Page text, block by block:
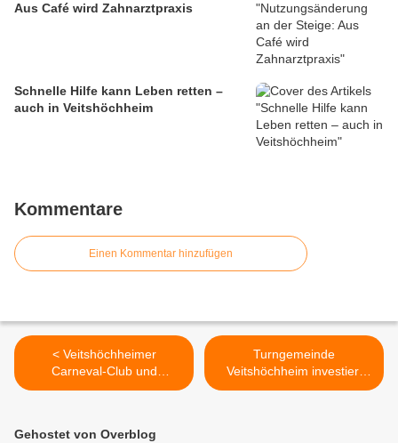
Aus Café wird Zahnarztpraxis
Schnelle Hilfe kann Leben retten –
auch in Veitshöchheim
Kommentare
Einen Kommentar hinzufügen
< Veitshöchheimer
Carneval-Club und
Tanzsportgarde richten am
Meisterschaften im
Turngemeinde
Veitshöchheim investiert
900.000 Euro in Sanierung
Gehostet von Overblog